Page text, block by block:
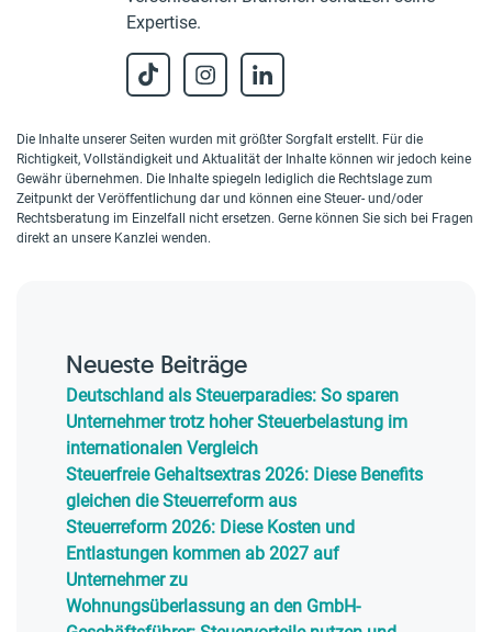
Expertise.
Die Inhalte unserer Seiten wurden mit größter Sorgfalt erstellt. Für die
Richtigkeit, Vollständigkeit und Aktualität der Inhalte können wir jedoch keine
Gewähr übernehmen. Die Inhalte spiegeln lediglich die Rechtslage zum
Zeitpunkt der Veröffentlichung dar und können eine Steuer- und/oder
Rechtsberatung im Einzelfall nicht ersetzen. Gerne können Sie sich bei Fragen
direkt an unsere Kanzlei wenden.
Neueste Beiträge
Deutschland als Steuerparadies: So sparen
Unternehmer trotz hoher Steuerbelastung im
internationalen Vergleich
Steuerfreie Gehaltsextras 2026: Diese Benefits
gleichen die Steuerreform aus
Steuerreform 2026: Diese Kosten und
Entlastungen kommen ab 2027 auf
Unternehmer zu
Wohnungsüberlassung an den GmbH-